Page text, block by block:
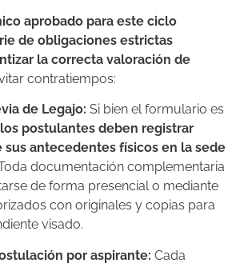
aprobado para este ciclo
de obligaciones estrictas
la correcta valoración de
contratiempos:
de Legajo: Si bien el formulario es
los postulantes deben registrar
sus antecedentes físicos en la sede
documentación complementaria
de forma presencial o mediante
con originales y copias para
visado.
por aspirante: Cada